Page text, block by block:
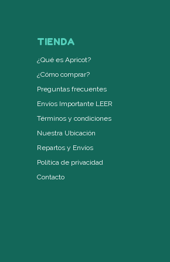
TIENDA
¿Qué es Apricot?
¿Cómo comprar?
Preguntas frecuentes
Envíos Importante LEER
Términos y condiciones
Nuestra Ubicación
Repartos y Envíos
Política de privacidad
Contacto